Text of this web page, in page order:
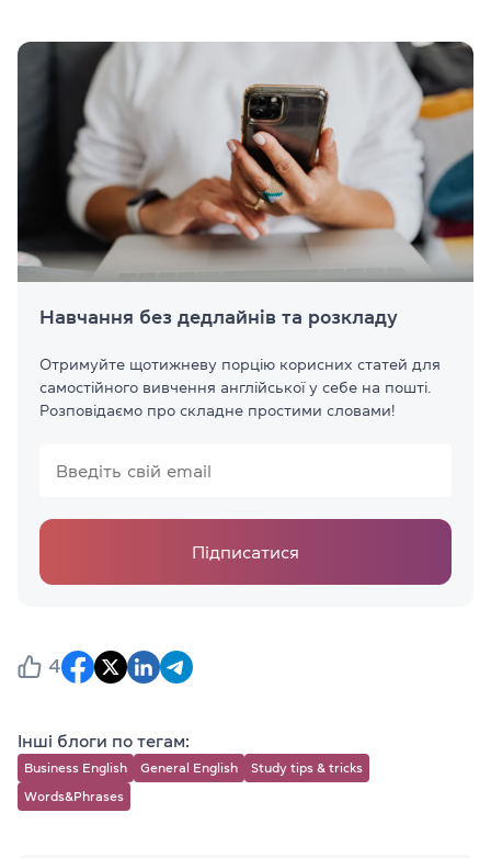
Навчання без дедлайнів та розкладу
Отримуйте щотижневу порцію корисних статей для
самостійного вивчення англійської у себе на пошті.
Розповідаємо про складне простими словами!
Підписатися
4
Інші блоги по тегам:
Business English General English Study tips & tricks
Words&Phrases